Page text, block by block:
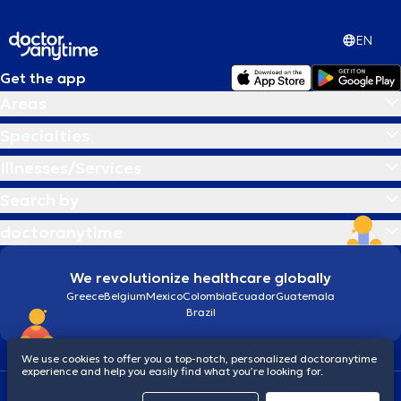
εμμηνόπαυση, παθολογία τραχήλου και άλλα. Τέλος, είναι μέλος
της European Society of Gynaecological Oncology, της European
Society of Reproductive Medicine, της International Society of
Ultrasounds in Obstetrics and Gynaecology, της Ελληνικής
Αθηνών.
EN
Get the app
We revolutionize healthcare globally
GreeceBelgiumMexicoColombiaEcuadorGuatemala
Brazil
Cookiesdoctoranytime: Data Protection Policy
We use cookies to offer you a top-notch, personalized doctoranytime
experience and help you easily find what you’re looking for.